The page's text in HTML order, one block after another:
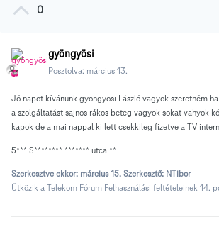
0
gyöngyösi
Posztolva: március 13.
Jó napot kívánunk gyöngyösi László vagyok szeretném
a szolgáltatást sajnos rákos beteg vagyok sokat vahyok
kapok de a mai nappal ki lett csekkileg fizetve a TV
5*** S******** ******* utca **
Szerkesztve ekkor: március 15. Szerkesztő: NTibor
Ütközik a Telekom Fórum Felhasználási feltételeinek 14.